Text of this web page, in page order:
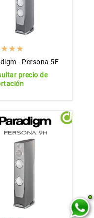
- Persona 5F
precio de